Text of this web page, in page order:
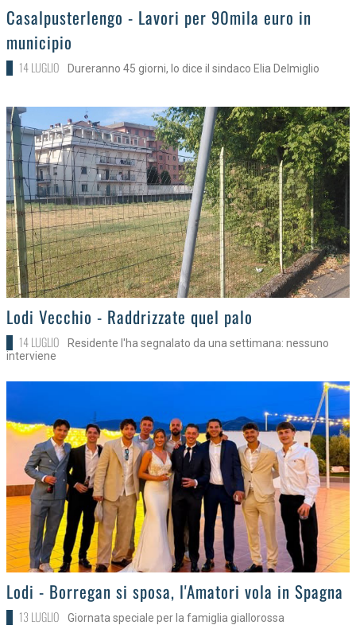
>
Casalpusterlengo - Lavori per 90mila euro in
municipio
14 LUGLIO Dureranno 45 giorni, lo dice il sindaco Elia Delmiglio
>Lodi Vecchio - Raddrizzate quel palo
14 LUGLIO
Residente l'ha segnalato da una settimana: nessuno
interviene
>Lodi - Borregan si sposa, l'Amatori vola in Spagna
13 LUGLIO Giornata speciale per la famiglia giallorossa